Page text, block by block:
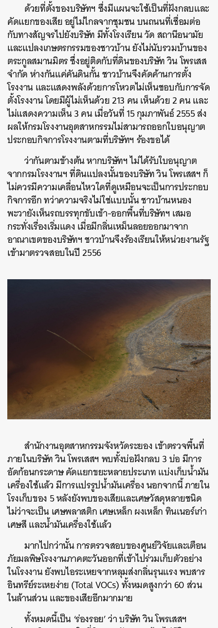
ด้วยที่ตั้งของบริษัทฯ ซึ่งมีแผนจะใช้เป็นที่ฝังกลบและ
คัดแยกของเสีย อยู่ไม่ไกลจากชุมชน บนถนนที่เชื่อมต่อ
กับทางสัญจรไปยังบริษัท มีทั้งโรงเรียน วัด สถานีอนามัย
และแปลงเกษตรกรรมของชาวบ้าน ยังไม่นับรวมบ้านของ
ตระกูลสมานมิตร ซึ่งอยู่ติดกับที่ดินของบริษัท วิน โพรเสส
จำกัด ห่างกันแค่คันดินกั้น ชาวบ้านจึงคัดค้านการตั้ง
โรงงาน และแสดงพลังด้วยการโหวตไม่เห็นชอบกับการจัด
ตั้งโรงงาน โดยมีผู้ไม่เห็นด้วย 213 คน เห็นด้วย 2 คน และ
ไม่แสดงความเห็น 3 คน เมื่อวันที่ 15 กุมภาพันธ์ 2555 ส่ง
ผลให้กรมโรงงานอุตสาหกรรมไม่สามารถออกใบอนุญาต
ประกอบกิจการโรงงานตามที่บริษัทฯ ร้องขอได้
ว่ากันตามข้างต้น หากบริษัทฯ ไม่ได้รับใบอนุญาต
จากกรมโรงงานฯ ที่ดินแปลงนั้นของบริษัท วิน โพรเสสฯ ก็
ไม่ควรมีความเคลื่อนไหวใดที่ดูเหมือนจะเป็นการประกอบ
กิจการอีก ทว่าความจริงไม่ใช่แบบนั้น ชาวบ้านหนอง
พะวายังเห็นรถบรรทุกขับเข้า-ออกพื้นที่บริษัทฯ เสมอ
กระทั่งเรื่องเริ่มแดง เมื่อมีกลิ่นเหม็นลอยออกมาจาก
อาณาเขตของบริษัทฯ ชาวบ้านจึงร้องเรียนให้หน่วยงานรัฐ
เข้ามาตรวจสอบในปี 2556
สำนักงานอุตสาหกรรมจังหวัดระยอง เข้าตรวจพื้นที่
ภายในบริษัท วิน โพรเสสฯ พบทั้งบ่อฝังกลบ 3 บ่อ มีการ
อัดก้อนกระดาษ คัดแยกขยะหลายประเภท แบ่งเก็บน้ำมัน
เครื่องใช้แล้ว มีการแปรรูปน้ำมันเครื่อง นอกจากนี้ ภายใน
โรงเก็บของ 5 หลังยังพบของเสียและเศษวัสดุหลายชนิด
ไม่ว่าจะเป็น เศษพลาสติก เศษเหล็ก ผงเหล็ก ทินเนอร์เก่า
เศษสี และน้ำมันเครื่องใช้แล้ว
มากไปกว่านั้น การตรวจสอบของศูนย์วิจัยและเตือน
ภัยมลพิษโรงงานภาคตะวันออกที่เข้าไปร่วมเก็บตัวอย่าง
ในโรงงาน ยังพบไอระเหยจากหลุมส่งกลิ่นรุนแรง พบสาร
อินทรีย์ระเหยง่าย (Total VOCs) ทั้งหมดสูงกว่า 60 ส่วน
ในล้านส่วน และของเสียอีกมากมาย
ทั้งหมดนี้เป็น ‘ร่องรอย’ ว่า บริษัท วิน โพรเสสฯ